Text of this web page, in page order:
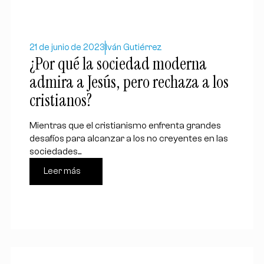
21 de junio de 2023 Iván Gutiérrez
¿Por qué la sociedad moderna
admira a Jesús, pero rechaza a los
cristianos?
Mientras que el cristianismo enfrenta grandes
desafíos para alcanzar a los no creyentes en las
sociedades...
Leer más